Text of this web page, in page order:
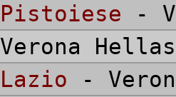
Pistoiese -
Verona
Lazio -